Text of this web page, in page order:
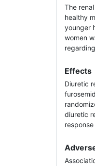
The
healthy
younger
women
Effects
Diuretic
diuretic